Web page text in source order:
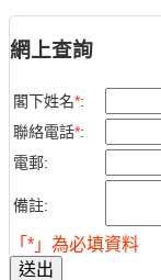
網上查詢
閣下姓名*:
聯絡電話*:
電郵:
備註:
「*」為必填資料
送出